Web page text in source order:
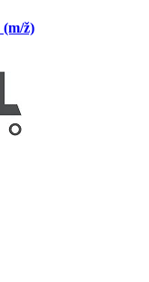
(m/ž)